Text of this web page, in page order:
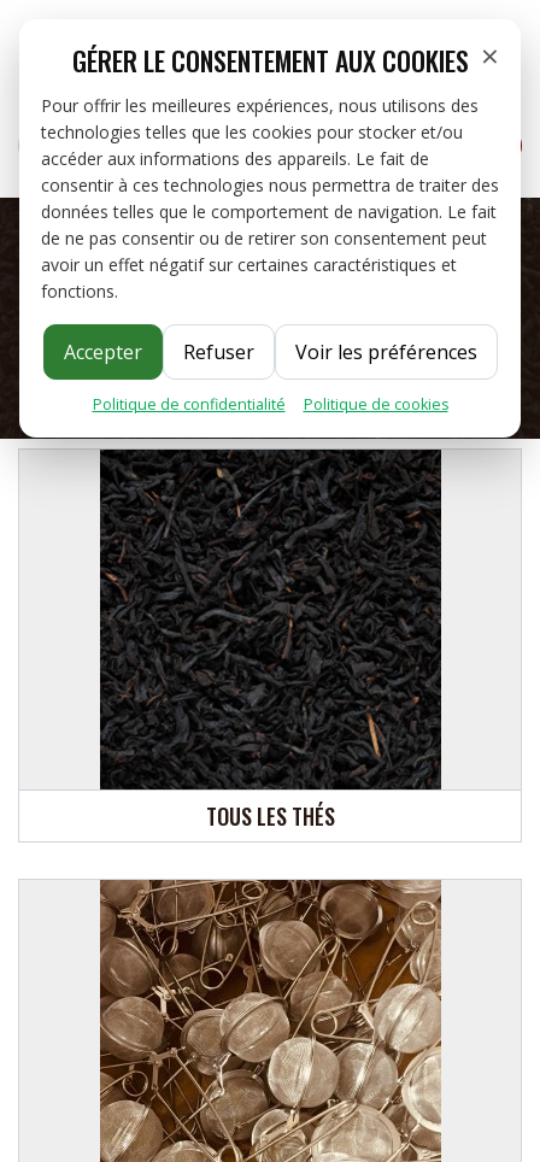
×
GÉRER LE CONSENTEMENT AUX COOKIES
Pour offrir les meilleures expériences, nous utilisons des
technologies telles que les cookies pour stocker et/ou
accéder aux informations des appareils. Le fait de
consentir à ces technologies nous permettra de traiter des
données telles que le comportement de navigation. Le fait
de ne pas consentir ou de retirer son consentement peut
avoir un effet négatif sur certaines caractéristiques et
fonctions.
Accepter Refuser Voir les préférences
Politique de confidentialité Politique de cookies
RECHERCHER
THÉS ET INFUSIONS
TOUS LES THÉS
  close
CAFÉS
THÉS ET INFUSIONS
OFFRES PRO
À PROPOS
BLOG
CONTACT